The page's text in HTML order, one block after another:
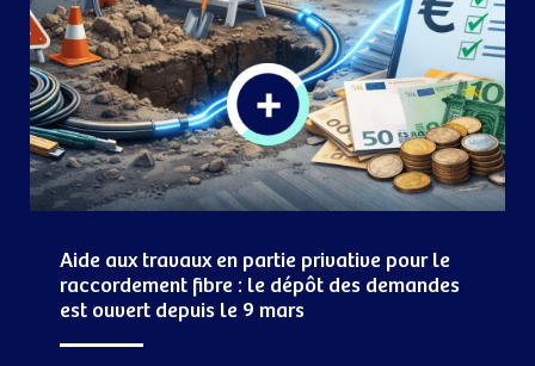
Aide aux travaux en partie privative pour le
raccordement fibre : le dépôt des demandes
est ouvert depuis le 9 mars